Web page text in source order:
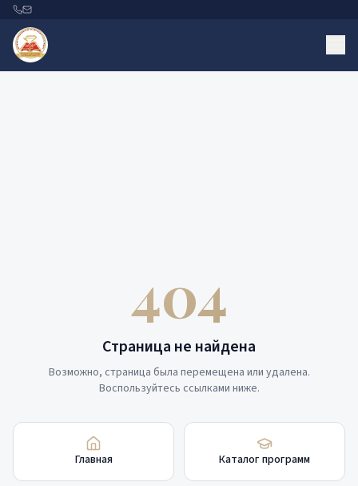
404
Страница не найдена
Возможно, страница была перемещена или удалена.
Воспользуйтесь ссылками ниже.
Главная Каталог программ